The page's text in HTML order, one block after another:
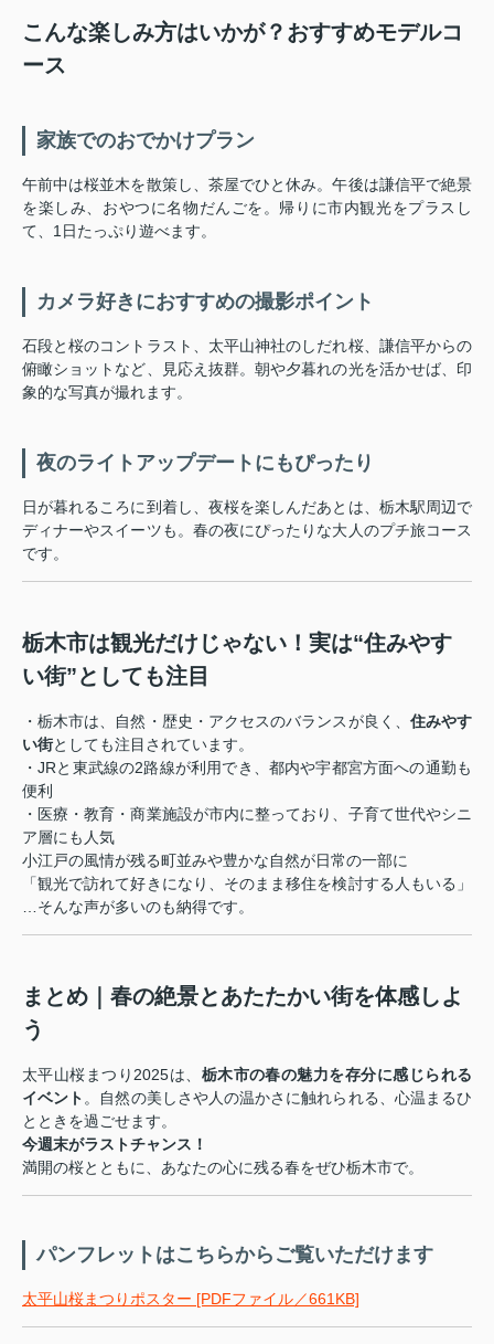
こんな楽しみ方はいかが？おすすめモデルコ
ース
家族でのおでかけプラン
午前中は桜並木を散策し、茶屋でひと休み。午後は謙信平で絶景
を楽しみ、おやつに名物だんごを。帰りに市内観光をプラスし
て、1日たっぷり遊べます。
カメラ好きにおすすめの撮影ポイント
石段と桜のコントラスト、太平山神社のしだれ桜、謙信平からの
俯瞰ショットなど、見応え抜群。朝や夕暮れの光を活かせば、印
象的な写真が撮れます。
夜のライトアップデートにもぴったり
日が暮れるころに到着し、夜桜を楽しんだあとは、栃木駅周辺で
ディナーやスイーツも。春の夜にぴったりな大人のプチ旅コース
です。
栃木市は観光だけじゃない！実は“住みやす
い街”としても注目
・栃木市は、自然・歴史・アクセスのバランスが良く、 住みやす
い街としても注目されています。
・JRと東武線の2路線が利用でき、都内や宇都宮方面への通勤も
便利
・医療・教育・商業施設が市内に整っており、子育て世代やシニ
ア層にも人気
小江戸の風情が残る町並みや豊かな自然が日常の一部に
「観光で訪れて好きになり、そのまま移住を検討する人もいる」
…そんな声が多いのも納得です。
まとめ｜春の絶景とあたたかい街を体感しよ
う
太平山桜まつり2025は、 栃木市の春の魅力を存分に感じられる
イベント 。自然の美しさや人の温かさに触れられる、心温まるひ
とときを過ごせます。
今週末がラストチャンス！
満開の桜とともに、あなたの心に残る春をぜひ栃木市で。
パンフレットはこちらからご覧いただけます
太平山桜まつりポスター [PDFファイル／661KB]